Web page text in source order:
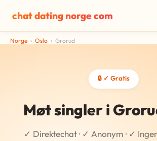
chat dating norge com
Norge › Oslo › Grorud
🔒 ✓ Gratis
Møt singler i
✓ Direktechat · ✓ Anonym · ✓